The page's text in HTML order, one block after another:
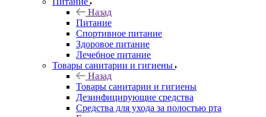
Назад
Питание
Спортивное питание
Здоровое питание
Лечебное питание
Товары санитарии и гигиены
Назад
Товары санитарии и гигиены
Дезинфицирующие средства
Средства для ухода за полостью рта